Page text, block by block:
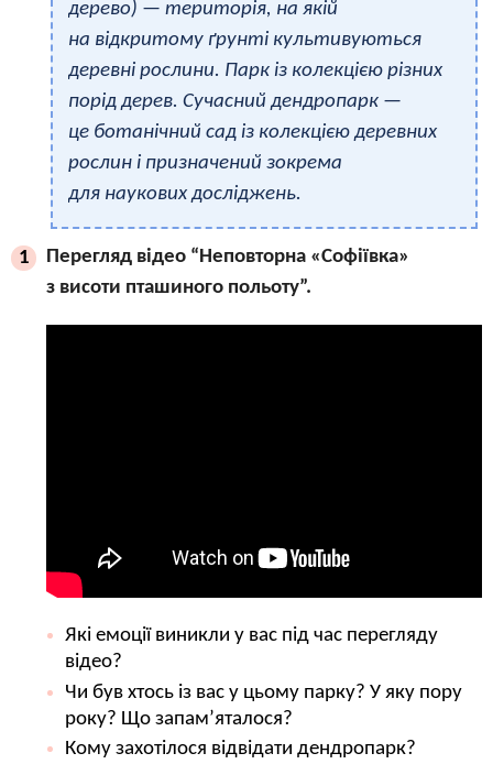
дерево) — територія, на якій
на відкритому ґрунті культивуються
деревні рослини. Парк із колекцією різних
порід дерев. Сучасний дендропарк —
це ботанічний сад із колекцією деревних
рослин і призначений зокрема
для наукових досліджень.
1
Перегляд відео “Неповторна «Софіївка»
з висоти пташиного польоту”.
Які емоції виникли у вас під час перегляду
відео?
Чи був хтось із вас у цьому парку? У яку пору
року? Що запам’яталося?
Кому захотілося відвідати дендропарк?